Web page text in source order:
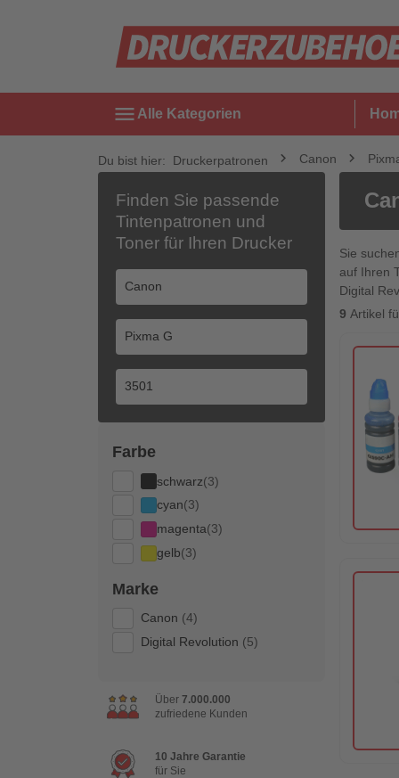
menu Alle Kategorien
Du bist hier: Druckerpatronen Canon
Finden Sie passende
Tintenpatronen und
Toner für Ihren Drucker
Farbe
schwarz(3)
cyan(3)
magenta(3)
gelb(3)
Marke
Canon (4)
Digital Revolution (5)
Über 7.000.000
zufriedene Kunden
10 Jahre Garantie
für Sie
Sie
auf Ihren
Digital
9 Artikel